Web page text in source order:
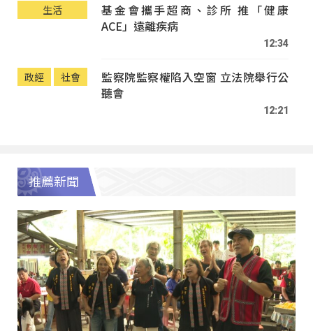
生活
基金會攜手超商、診所 推「健康
ACE」遠離疾病
12:34
政經 社會
監察院監察權陷入空窗 立法院舉行公
聽會
12:21
推薦新聞